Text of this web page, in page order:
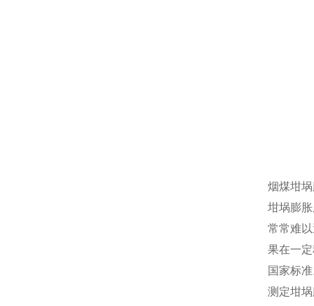
烟煤坩
坩埚膨
常常难
果在一
国家标
测定坩